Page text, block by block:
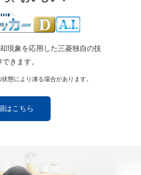
現象を応用した三菱独自の技
きます。
態により凍る場合があります。
はこちら